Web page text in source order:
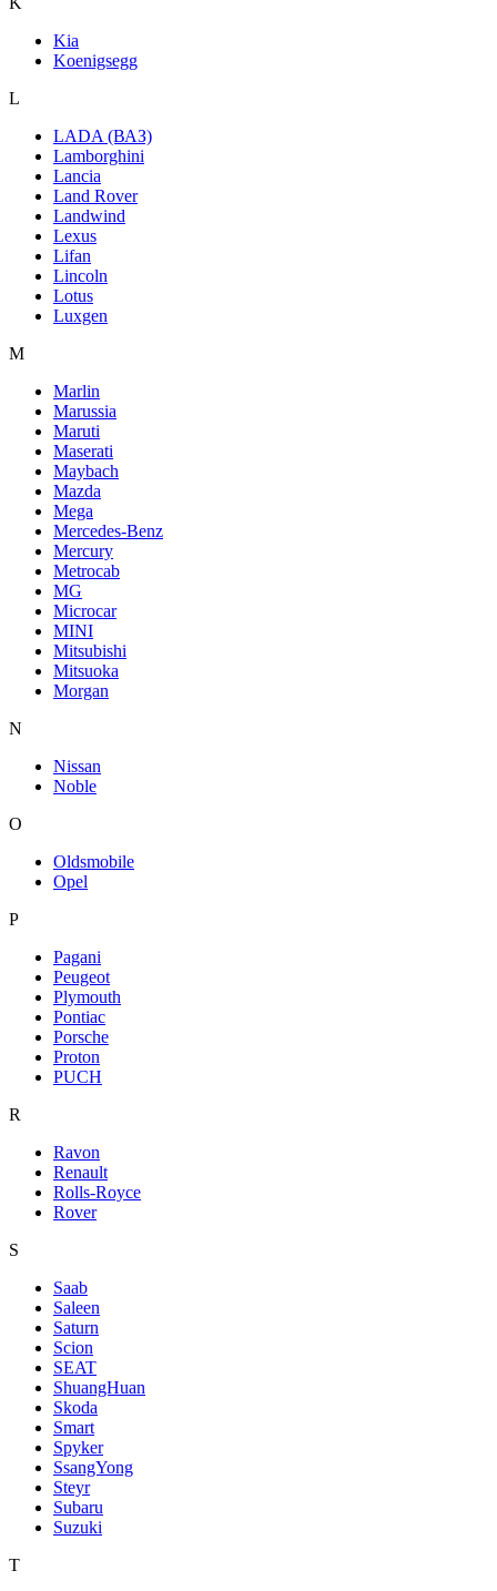
Kia
Koenigsegg
L
LADA (ВАЗ)
Lamborghini
Lancia
Land Rover
Landwind
Lexus
Lifan
Lincoln
Lotus
Luxgen
M
Marlin
Marussia
Maruti
Maserati
Maybach
Mazda
Mega
Mercedes-Benz
Mercury
Metrocab
MG
Microcar
MINI
Mitsubishi
Mitsuoka
Morgan
N
Nissan
Noble
O
Oldsmobile
Opel
P
Pagani
Peugeot
Plymouth
Pontiac
Porsche
Proton
PUCH
R
Ravon
Renault
Rolls-Royce
Rover
S
Saab
Saleen
Saturn
Scion
SEAT
ShuangHuan
Skoda
Smart
Spyker
SsangYong
Steyr
Subaru
Suzuki
T